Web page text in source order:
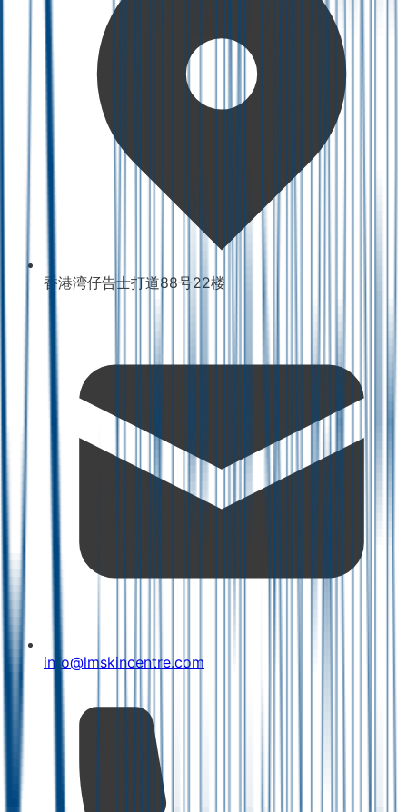
香港湾仔告士打道88号22楼
info@lmskincentre.com